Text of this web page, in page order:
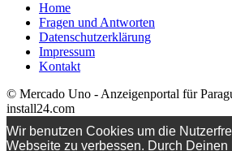
Home
Fragen und Antworten
Datenschutzerklärung
Impressum
Kontakt
© Mercado Uno - Anzeigenportal für
install24.com
Wir benutzen Cookies um die
Webseite zu verbessen. Durch Deinen